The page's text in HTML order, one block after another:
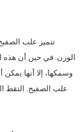
تتميز علب
الوزن. في حين أن هذه
وسمكها، إلا أنها
علب الصفيح. التقط